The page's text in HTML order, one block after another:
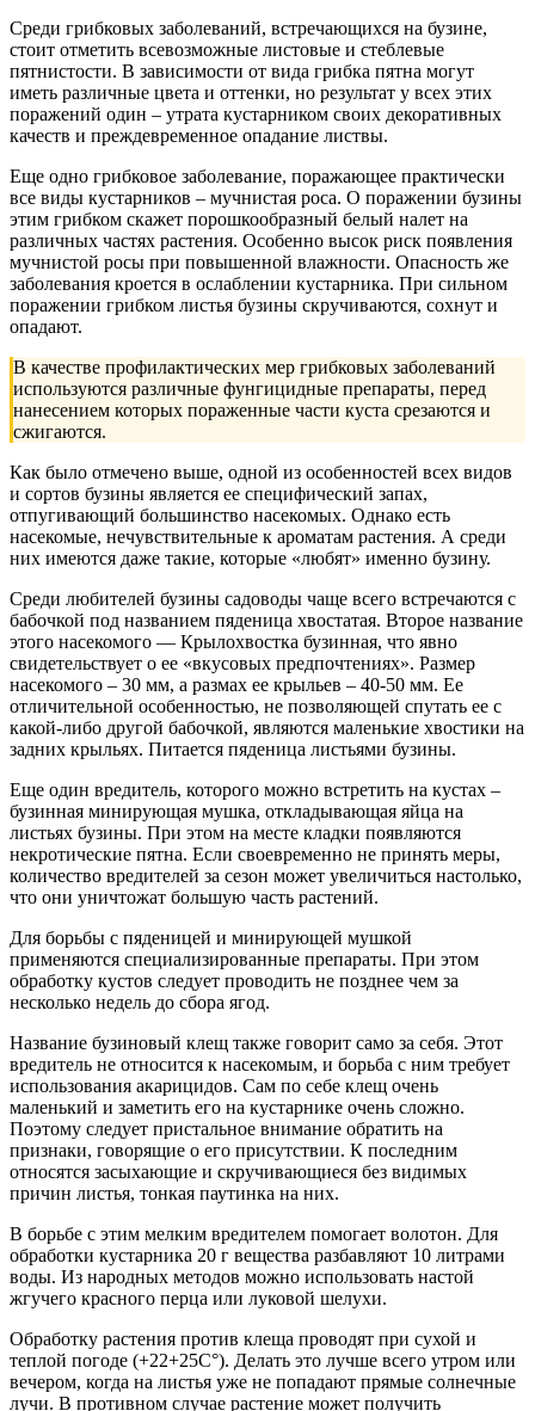
Среди грибковых заболеваний, встречающихся на бузине,
стоит отметить всевозможные листовые и стеблевые
пятнистости. В зависимости от вида грибка пятна могут
иметь различные цвета и оттенки, но результат у всех этих
поражений один – утрата кустарником своих декоративных
качеств и преждевременное опадание листвы.
Еще одно грибковое заболевание, поражающее практически
все виды кустарников – мучнистая роса. О поражении бузины
этим грибком скажет порошкообразный белый налет на
различных частях растения. Особенно высок риск появления
мучнистой росы при повышенной влажности. Опасность же
заболевания кроется в ослаблении кустарника. При сильном
поражении грибком листья бузины скручиваются, сохнут и
опадают.
В качестве профилактических мер грибковых заболеваний
используются различные фунгицидные препараты, перед
нанесением которых пораженные части куста срезаются и
сжигаются.
Как было отмечено выше, одной из особенностей всех видов
и сортов бузины является ее специфический запах,
отпугивающий большинство насекомых. Однако есть
насекомые, нечувствительные к ароматам растения. А среди
них имеются даже такие, которые «любят» именно бузину.
Среди любителей бузины садоводы чаще всего встречаются с
бабочкой под названием пяденица хвостатая. Второе название
этого насекомого — Крылохвостка бузинная, что явно
свидетельствует о ее «вкусовых предпочтениях». Размер
насекомого – 30 мм, а размах ее крыльев – 40-50 мм. Ее
отличительной особенностью, не позволяющей спутать ее с
какой-либо другой бабочкой, являются маленькие хвостики на
задних крыльях. Питается пяденица листьями бузины.
Еще один вредитель, которого можно встретить на кустах –
бузинная минирующая мушка, откладывающая яйца на
листьях бузины. При этом на месте кладки появляются
некротические пятна. Если своевременно не принять меры,
количество вредителей за сезон может увеличиться настолько,
что они уничтожат большую часть растений.
Для борьбы с пяденицей и минирующей мушкой
применяются специализированные препараты. При этом
обработку кустов следует проводить не позднее чем за
несколько недель до сбора ягод.
Название бузиновый клещ также говорит само за себя. Этот
вредитель не относится к насекомым, и борьба с ним требует
использования акарицидов. Сам по себе клещ очень
маленький и заметить его на кустарнике очень сложно.
Поэтому следует пристальное внимание обратить на
признаки, говорящие о его присутствии. К последним
относятся засыхающие и скручивающиеся без видимых
причин листья, тонкая паутинка на них.
В борьбе с этим мелким вредителем помогает волотон. Для
обработки кустарника 20 г вещества разбавляют 10 литрами
воды. Из народных методов можно использовать настой
жгучего красного перца или луковой шелухи.
Обработку растения против клеща проводят при сухой и
теплой погоде (+22+25С°). Делать это лучше всего утром или
вечером, когда на листья уже не попадают прямые солнечные
лучи. В противном случае растение может получить